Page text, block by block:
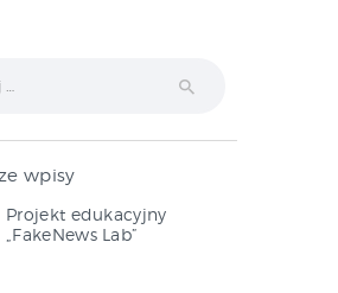
wpisy
Projekt edukacyjny
„FakeNews Lab”